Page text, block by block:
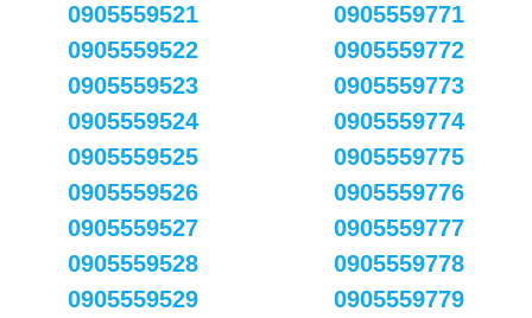
0905559521
0905559522
0905559523
0905559524
0905559525
0905559526
0905559527
0905559528
0905559529
0905559771
0905559772
0905559773
0905559774
0905559775
0905559776
0905559777
0905559778
0905559779